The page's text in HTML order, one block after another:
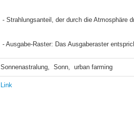
- Strahlungsanteil, der durch die Atmosphäre
- Ausgabe-Raster: Das Ausgaberaster
Sonnenastralung,  Sonn,  urban farming
Link